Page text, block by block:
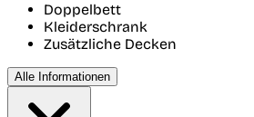
Doppelbett
Kleiderschrank
Zusätzliche Decken
Alle Informationen